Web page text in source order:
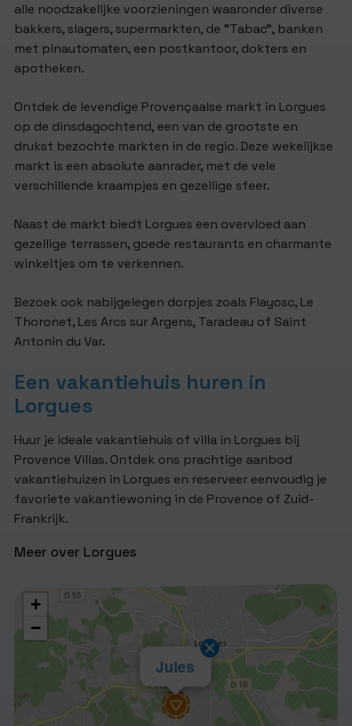
alle noodzakelijke voorzieningen waaronder diverse
bakkers, slagers, supermarkten, de "Tabac", banken
met pinautomaten, een postkantoor, dokters en
apotheken.
Ontdek de levendige Provençaalse markt in Lorgues
op de dinsdagochtend, een van de grootste en
drukst bezochte markten in de regio. Deze wekelijkse
markt is een absolute aanrader, met de vele
verschillende kraampjes en gezellige sfeer.
Naast de markt biedt Lorgues een overvloed aan
gezellige terrassen, goede restaurants en charmante
winkeltjes om te verkennen.
Bezoek ook nabijgelegen dorpjes zoals Flayosc, Le
Thoronet, Les Arcs sur Argens, Taradeau of Saint
Antonin du Var.
Een vakantiehuis huren in
Lorgues
Huur je ideale vakantiehuis of villa in Lorgues bij
Provence Villas. Ontdek ons prachtige aanbod
vakantiehuizen in Lorgues en reserveer eenvoudig je
favoriete vakantiewoning in de Provence of Zuid-
Frankrijk.
Meer over Lorgues
Jules
+
−